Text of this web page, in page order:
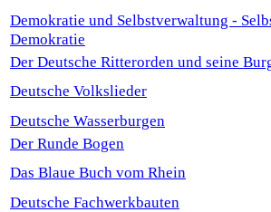
Demokratie und Selbstverwaltung -
Demokratie
Der Deutsche Ritterorden und seine
Deutsche Volkslieder
Deutsche Wasserburgen
Der Runde Bogen
Das Blaue Buch vom Rhein
Deutsche Fachwerkbauten